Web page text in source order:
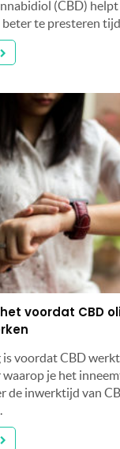
(CBD) helpt
te presteren
voordat CBD
is voordat CBD
waarop je het
de inwerktijd van